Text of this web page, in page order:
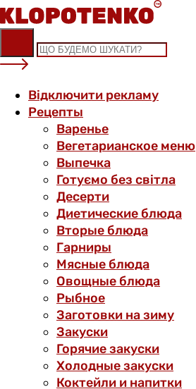
Skip
to
content
Відключити рекламу
Рецепты
Варенье
Вегетарианское меню
Выпечка
Готуємо без світла
Десерти
Диетические блюда
Вторые блюда
Гарниры
Мясные блюда
Овощные блюда
Рыбное
Заготовки на зиму
Закуски
Горячие закуски
Холодные закуски
Коктейли и напитки